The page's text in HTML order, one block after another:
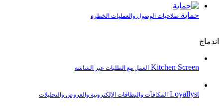
حماية صلاحيات الوصول والعمليات الخطرة
اندماج
Kitchen Screen العمل مع الطلبات عبر الشاشة
Loyallyst المكافآت والبطاقات الإلكترونية والعروض والتحليلات